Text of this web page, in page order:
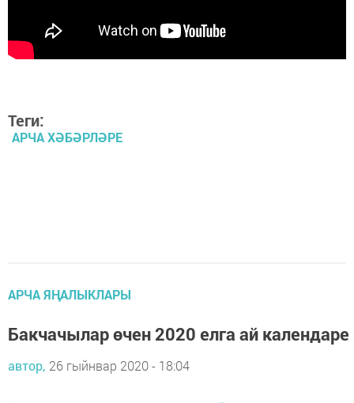
Теги:
АРЧА ХӘБӘРЛӘРЕ
АРЧА ЯҢАЛЫКЛАРЫ
Бакчачылар өчен 2020 елга ай календаре
автор, 26 гыйнвар 2020 - 18:04